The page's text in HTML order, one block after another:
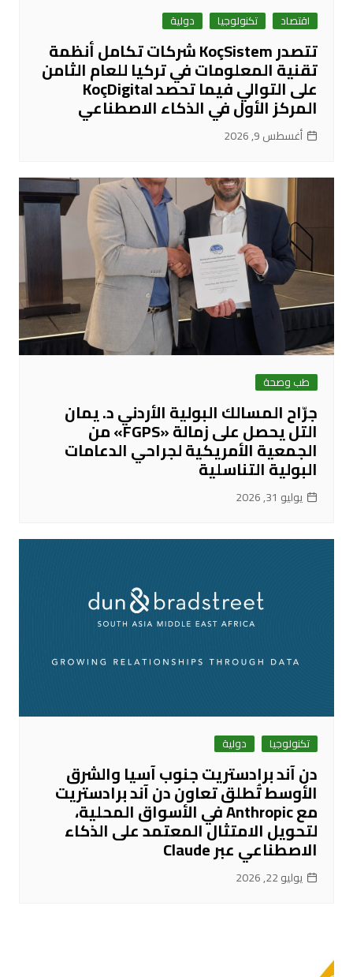
اقتصاد تكنولوجيا دولية
تتصدر KoçSistem شركات تكامل أنظمة
تقنية المعلومات في تركيا للعام الثامن
على التوالي فيما تحصد KoçDigital
المركز الأول في الذكاء الاصطناعي
أغسطس 9, 2026
طب وصحة
جرّاح المسالك البولية الأردني د. يمان
التل يحصل على زمالة «FGPS» من
الجمعية الأمريكية لجراحي الدعامات
البولية التناسلية
يوليو 31, 2026
تكنولوجيا دولية
دن آند برادستريت جنوب آسيا والشرق
الأوسط تُطلق تعاون دن آند برادستريت
مع Anthropic في الأسواق المحلية،
لتحويل الامتثال المعتمد على الذكاء
الاصطناعي عبر Claude
يوليو 22, 2026